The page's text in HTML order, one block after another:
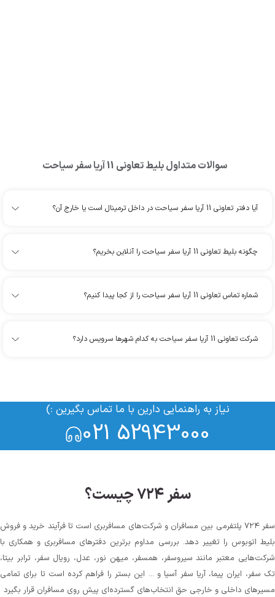
سوالات متداول بلیطتعاونی 11 آریا سفر سیاحت
آیا دفتر تعاونی 11 آریا سفر سیاحت در داخل ترمینال است یا خارج آن؟
چگونه بلیط تعاونی 11 آریا سفر سیاحت را آنلاین بخریم؟
شماره تماس تعاونی 11 آریا سفر سیاحت را از کجا پیدا کنیم؟
شرکت تعاونی 11 آریا سفر سیاحت به کدام شهرها سرویس دارد؟
نیاز به راهنمایی دارین با ما تماس بگیرین :)
021 52943000
سفر ۷۲۴ چیست؟
سفر ۷۲۴ پلتفرمی بین مسافران و شرکت‌های مسافربری است تا فرآیند خرید و فروش
اتوبوس را تغییر دهد. بررسی مداوم برترین دفترهای مسافربری و همکاری با
معتبر مانند سیروسفر، همسفر، میهن‌ نور، عدل، رویال سفر، ترابر بیتا،
سفر، ایران پیما، آریا سفر آسیا و ... این بستر را فراهم کرده است تا برای تمامی
داخلی و خارجی حق انتخاب‌های گسترده‌ای پیش روی مسافران قرار بگیرد